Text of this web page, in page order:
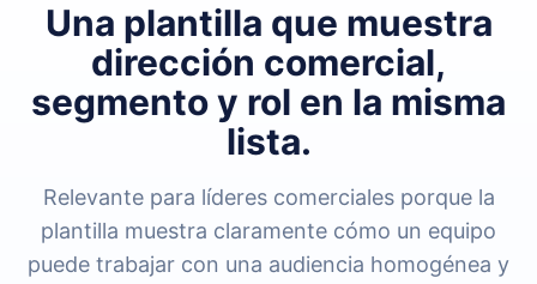
Una plantilla que muestra
dirección comercial,
segmento y rol en la misma
lista.
Relevante para líderes comerciales porque la
plantilla muestra claramente cómo un equipo
puede trabajar con una audiencia homogénea y